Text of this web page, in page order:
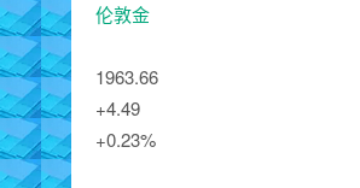
伦敦金
1963.66
+4.49
+0.23%